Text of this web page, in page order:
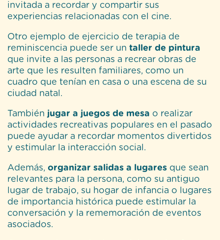
invitada a recordar y compartir sus
experiencias relacionadas con el cine.
Otro ejemplo de ejercicio de terapia de
reminiscencia puede ser un taller de pintura
que invite a las personas a recrear obras de
arte que les resulten familiares, como un
cuadro que tenían en casa o una escena de su
ciudad natal.
También jugar a juegos de mesa o realizar
actividades recreativas populares en el pasado
puede ayudar a recordar momentos divertidos
y estimular la interacción social.
Además, organizar salidas a lugares que sean
relevantes para la persona, como su antiguo
lugar de trabajo, su hogar de infancia o lugares
de importancia histórica puede estimular la
conversación y la rememoración de eventos
asociados.